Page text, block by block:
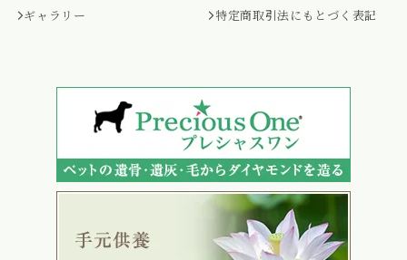
ギャラリー
特定商取引法にもとづく表記